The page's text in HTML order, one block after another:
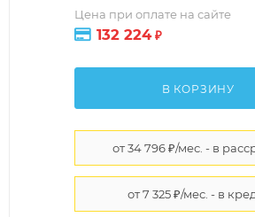
Цена при оплате на сайте
132 224₽
В КОРЗИНУ